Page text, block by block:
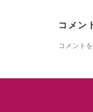
コメン
コメント